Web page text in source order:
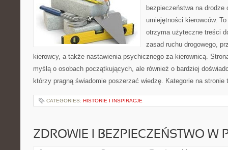
bezpieczeństwa na drodze
umiejętności kierowców.
otrzyma użyteczne treści
zasad ruchu drogowego,
kierowcy, a także nastawienia psychicznego za kierownicą.
myślą o osobach początkujących, ale również o bardziej
którzy pragną świadomie poszerzać wiedzę. Kategorie na
CATEGORIES: HISTORIE I INSPIRACJE
ZDROWIE I BEZPIECZEŃSTWO W